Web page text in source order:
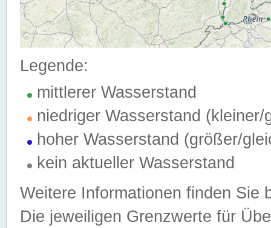
Legende:
mittlerer Wasserstand
niedriger Wasserstand (kleiner/
hoher Wasserstand (größer/
kein aktueller Wasserstand
Weitere Informationen finden Sie
Die jeweiligen Grenzwerte für